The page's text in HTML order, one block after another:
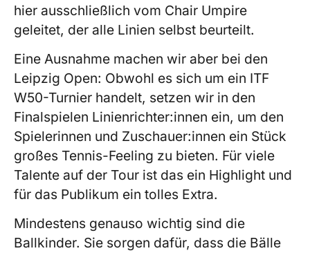
hier ausschließlich vom Chair Umpire
geleitet, der alle Linien selbst beurteilt.
Eine Ausnahme machen wir aber bei den
Leipzig Open: Obwohl es sich um ein ITF
W50-Turnier handelt, setzen wir in den
Finalspielen Linienrichter:innen ein, um den
Spielerinnen und Zuschauer:innen ein Stück
großes Tennis-Feeling zu bieten. Für viele
Talente auf der Tour ist das ein Highlight und
für das Publikum ein tolles Extra.
Mindestens genauso wichtig sind die
Ballkinder. Sie sorgen dafür, dass die Bälle